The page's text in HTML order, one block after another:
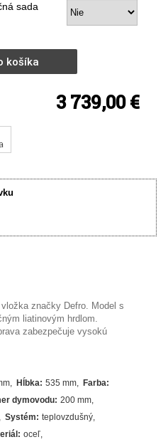
sada
košíka
3 739,00 €
značky Defro. Model s
liatinovým hrdlom.
zabezpečuje vysokú
Hĺbka: 535 mm Farba:
dymovodu: 200 mm
Systém: teplovzdušný
: oceľ